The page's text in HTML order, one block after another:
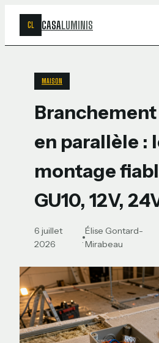
CL CASALUMINIS
MAISON
en parallèle :
montage
GU10, 12V,
6 juillet
2026
·
Élise Gontard-
Mirabeau